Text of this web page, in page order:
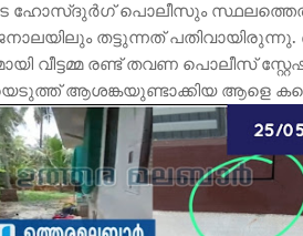
ഹോസ്ദുർഗ് പൊലീസും സ്ഥലത്തെത്തി.
തട്ടുന്നത് പതിവായിരുന്നു.
വീട്ടമ്മ രണ്ട് തവണ പൊലീസ്
ആശങ്കയുണ്ടാക്കിയ ആളെ